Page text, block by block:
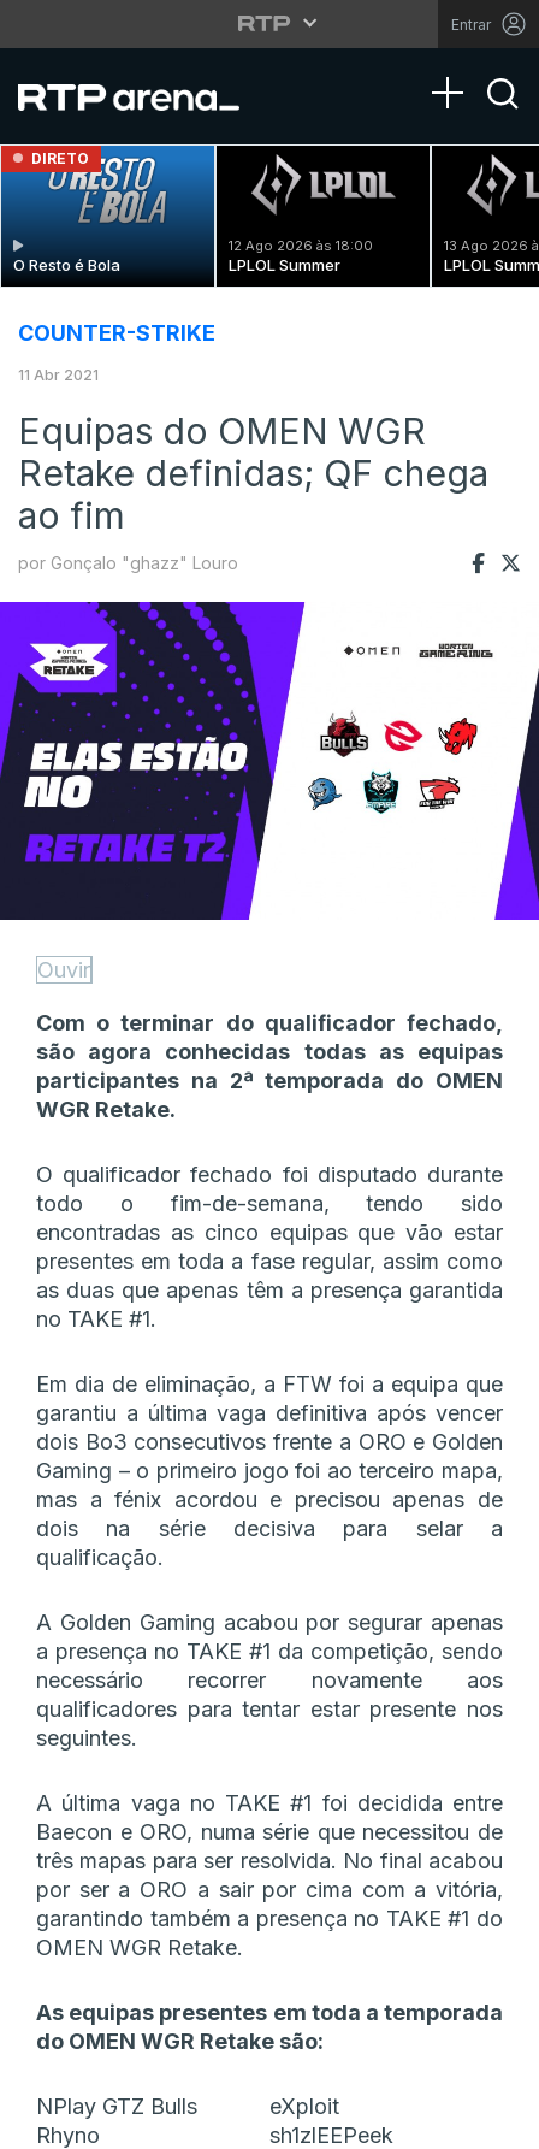
Entrar
Toggle
DIRETO
O Resto é Bola
12 Ago 2026 às 18:00
LPLOL Summer
13 Ago 2026
LPLOL
COUNTER-STRIKE
11 Abr 2021
Equipas do OMEN WGR
Retake definidas; QF chega
ao fim
por Gonçalo "ghazz" Louro
Ouvir
Com o terminar do qualificador fechado,
são agora conhecidas todas as equipas
participantes na 2ª temporada do OMEN
WGR Retake.
O qualificador fechado foi disputado durante
todo o fim-de-semana, tendo sido
encontradas as cinco equipas que vão estar
presentes em toda a fase regular, assim como
as duas que apenas têm a presença garantida
no TAKE #1.
Em dia de eliminação, a FTW foi a equipa que
garantiu a última vaga definitiva após vencer
dois Bo3 consecutivos frente a ORO e Golden
Gaming – o primeiro jogo foi ao terceiro mapa,
mas a fénix acordou e precisou apenas de
dois na série decisiva para selar a
qualificação.
A Golden Gaming acabou por segurar apenas
a presença no TAKE #1 da competição, sendo
necessário recorrer novamente aos
qualificadores para tentar estar presente nos
seguintes.
A última vaga no TAKE #1 foi decidida entre
Baecon e ORO, numa série que necessitou de
três mapas para ser resolvida. No final acabou
por ser a ORO a sair por cima com a vitória,
garantindo também a presença no TAKE #1 do
OMEN WGR Retake.
As equipas presentes em toda a temporada
do OMEN WGR Retake são:
NPlay GTZ Bulls
eXploit
Rhyno
sh1zlEEPeek